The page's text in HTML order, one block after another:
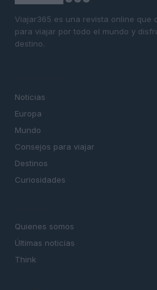
Viajar365 es una revista online que
para viajar por todo el mundo y
destino.
Noticias
Europa
Mundo
Consejos para viajar
Destinos
Curiosidades
Quienes somos
Últimas noticias
Think